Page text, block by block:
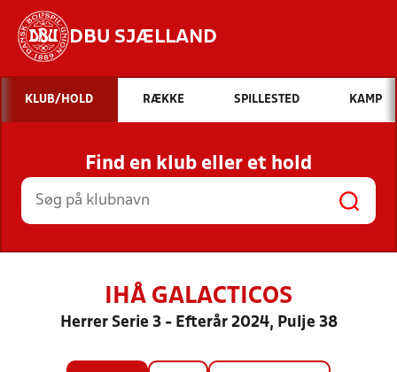
DBU SJÆLLAND
Hvad vil du søge efter?
INDHOLD OG NYHEDER
STILLINGER, RESULTATER, KLUBBER OG
HOLD
KLUB/HOLD RÆKKE SPILLESTED KAMP
Find en klub eller et hold
IHÅ GALACTICOS
Herrer Serie 3 - Efterår 2024, Pulje 38